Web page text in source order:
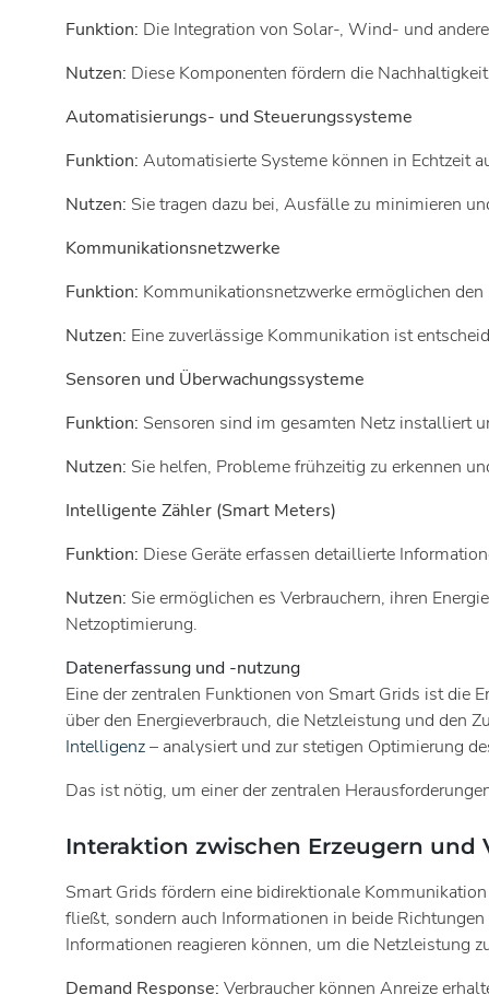
Funktion: Die Integration von Solar-, Wind- und
Nutzen: Diese Komponenten fördern die
Automatisierungs- und Steuerungssysteme
Funktion: Automatisierte Systeme können in Echtzeit
Nutzen: Sie tragen dazu bei, Ausfälle zu minimieren
Kommunikationsnetzwerke
Funktion: Kommunikationsnetzwerke ermöglichen
Nutzen: Eine zuverlässige Kommunikation ist
Sensoren und Überwachungssysteme
Funktion: Sensoren sind im gesamten Netz installiert
Nutzen: Sie helfen, Probleme frühzeitig zu erkennen
Intelligente Zähler (Smart Meters)
Funktion: Diese Geräte erfassen detaillierte
Nutzen: Sie ermöglichen es Verbrauchern, ihren
Netzoptimierung.
Datenerfassung und -nutzung
Eine der zentralen Funktionen von Smart Grids ist die
über den Energieverbrauch, die Netzleistung und den
Intelligenz– analysiert und zur stetigen Optimierung
Das ist nötig, um einer der zentralen
Interaktion zwischen Erzeugern und
Smart Grids fördern eine bidirektionale
fließt, sondern auch Informationen in beide
Informationen reagieren können, um die Netzleistung
Demand Response: Verbraucher können Anreize